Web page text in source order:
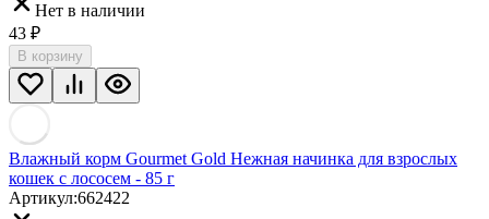
Нет в наличии
43 ₽
В корзину
Влажный корм Gourmet Gold Нежная начинка для взрослых
кошек с лососем - 85 г
Артикул:662422